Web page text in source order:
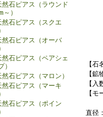
然石ピアス（ラウンド
～）
然石ピアス（スクエ
然石ピアス（オーバ
然石ピアス（ペアシェ
）
石ピアス（マロン）
然石ピアス（マーキ
然石ピアス（ポイン
【
【
【
【
直径